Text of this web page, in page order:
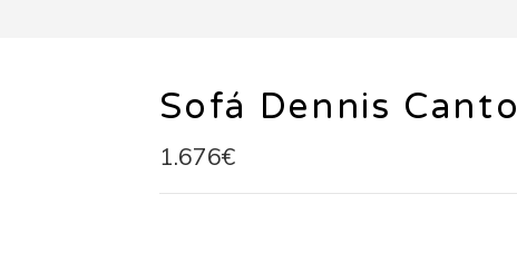
Sofá Dennis Canto
1.676€